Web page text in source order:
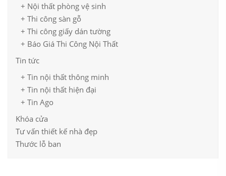
+ Nội thất phòng vệ sinh
+ Thi công sàn gỗ
+ Thi công giấy dán tường
+ Báo Giá Thi Công Nội Thất
Tin tức
+ Tin nội thất thông minh
+ Tin nội thất hiện đại
+ Tin Ago
Khóa cửa
Tư vấn thiết kế nhà đẹp
Thước lỗ ban